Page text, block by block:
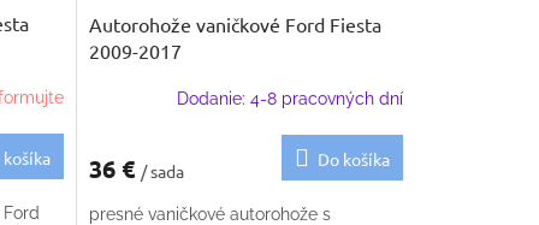
košíka
Autorohože vaničkové Ford Fiesta
2009-2017
Dodanie: 4-8 pracovných dní
36 € / sada
Do košíka
presné vaničkové autorohože s